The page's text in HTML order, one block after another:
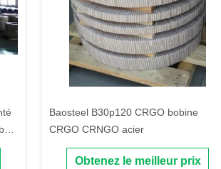
Baosteel B30p120 CRGO bobine
CRGO CRNGO acier
Obtenez le meilleur prix